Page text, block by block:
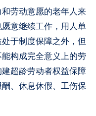
劳动意愿的老年人来
意继续工作，用人单
于制度保障之外，但
构成完全意义上的劳
超龄劳动者权益保障
、休息休假、工伤保